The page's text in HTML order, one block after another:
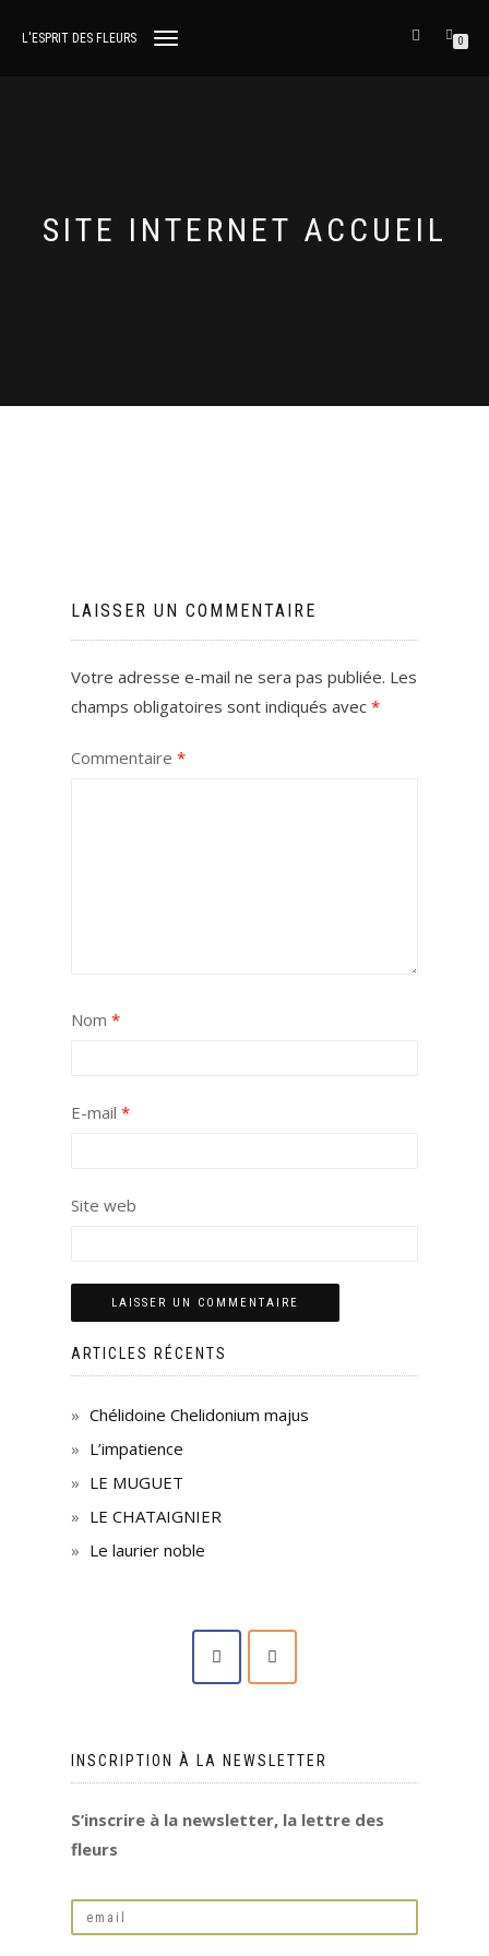
L'ESPRIT DES FLEURS
DÉPLIER
0
SITE INTERNET ACCUEIL
LAISSER UN COMMENTAIRE
Votre adresse e-mail ne sera pas publiée. Les
champs obligatoires sont indiqués avec *
Commentaire *
Nom *
E-mail *
Site web
ARTICLES RÉCENTS
Chélidoine Chelidonium majus
L’impatience
LE MUGUET
LE CHATAIGNIER
Le laurier noble
INSCRIPTION À LA NEWSLETTER
S’inscrire à la newsletter, la lettre des
fleurs